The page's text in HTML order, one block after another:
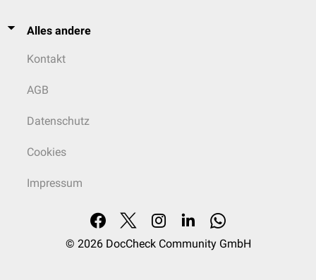
Alles andere
Kontakt
AGB
Datenschutz
Cookies
Impressum
© 2026 DocCheck Community GmbH